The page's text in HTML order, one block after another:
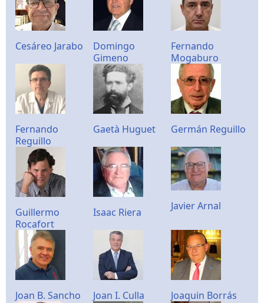
Cesáreo Jarabo
Domingo
Gimeno
Fernando
Mogaburo
Fernando
Reguillo
Gaetà Huguet Germán Reguillo
Guillermo
Rocafort
Isaac Riera Javier Arnal
Joan B. Sancho Joan I. Culla Joaquin Borrás